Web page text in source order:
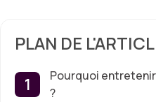
PLAN DE
Pourquoi
?